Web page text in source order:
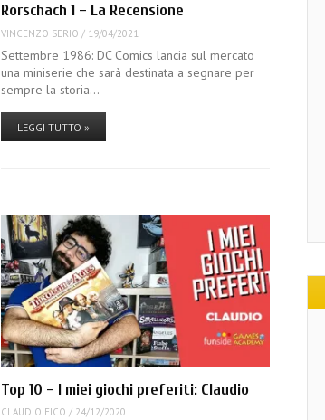
Rorschach 1 – La Recensione
VINCENZO SERIO / 19/04/2021
Settembre 1986: DC Comics lancia sul mercato
una miniserie che sarà destinata a segnare per
sempre la storia…
LEGGI TUTTO »
Top 10 – I miei giochi preferiti: Claudio
CLAUDIO FICO / 24/12/2020